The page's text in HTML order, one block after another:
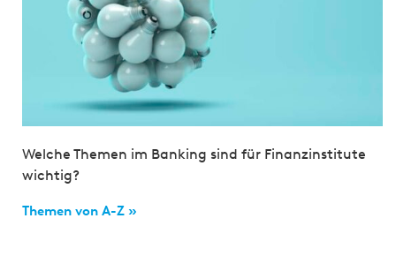
Welche Themen im Banking sind für Finanzinstitute
wichtig?
Themen von A-Z »